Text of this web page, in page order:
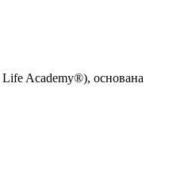
Academy®), основана